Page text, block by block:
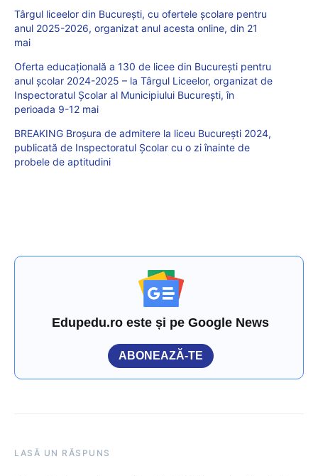
Târgul liceelor din București, cu ofertele școlare pentru
anul 2025-2026, organizat anul acesta online, din 21
mai
Oferta educațională a 130 de licee din București pentru
anul școlar 2024-2025 – la Târgul Liceelor, organizat de
Inspectoratul Școlar al Municipiului București, în
perioada 9-12 mai
BREAKING Broșura de admitere la liceu București 2024,
publicată de Inspectoratul Școlar cu o zi înainte de
probele de aptitudini
Edupedu.ro este și pe Google News
ABONEAZĂ-TE
LASĂ UN RĂSPUNS